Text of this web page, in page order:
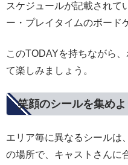
スケジュールが記載されて
ー・プレイタイムのボード
このTODAYを持ちながら
て楽しみましょう。
笑顔のシールを集めよ
エリア毎に異なるシールは
の場所で、キャストさんに